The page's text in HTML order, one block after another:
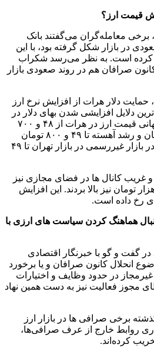
قیمت ارز؟
برخی معامله‌گران می‌گفتند بانک
در بازار شکل گرفته بود، با این
کرده است. به نظر می‌رسد شکراب
صرافان هم در روند صعودی بازار
دلار هرات از افزایش نرخ ارز
دلایل افزایشی شدن بهای دلار در
بازار بوده است. افزایش ناگهانی قیمت ارز در هرات از ۴۸ و ۷۰۰
تومان به ۴۹ هزار و ۵۰۰ تومان و رشد آهسته تا ۴۹ و ۸۰۰ تومان
دلیل اصلی افزایش نرخ ارز در بازار غیررسمی در بازار تهران تا ۴۹
و غریب کانال ها در فضای مجازی نیز
که نرخ دلار را تا ۵۰ هزار تومان نیز بالا بردند. این افزایش
رخ داده است.
هماهنگ کردن سیاست های ارزی با
گفت و گو با خبرنگار اقتصادی
انحلال کانون صرافان و یا برخورد
در حدود وظایف و اختیارات
مجوز فعالیت نیز به دست همین نهاد
برخی صرافی ها در بازار ارز
روابط خارج از عرف صرافی‌ها،
کرده‌اند.